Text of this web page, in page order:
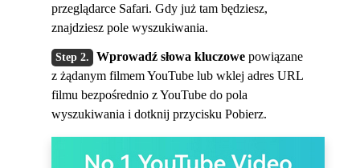
przeglądarce Safari. Gdy już tam będziesz,
znajdziesz pole wyszukiwania.
Wprowadź słowa kluczowe powiązane
z żądanym filmem YouTube lub wklej adres URL
filmu bezpośrednio z YouTube do pola
wyszukiwania i dotknij przycisku Pobierz.